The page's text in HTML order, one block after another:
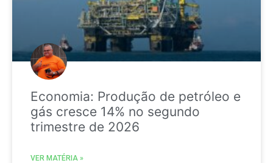
Economia: Produção de petróleo e
gás cresce 14% no segundo
trimestre de 2026
VER MATÉRIA »